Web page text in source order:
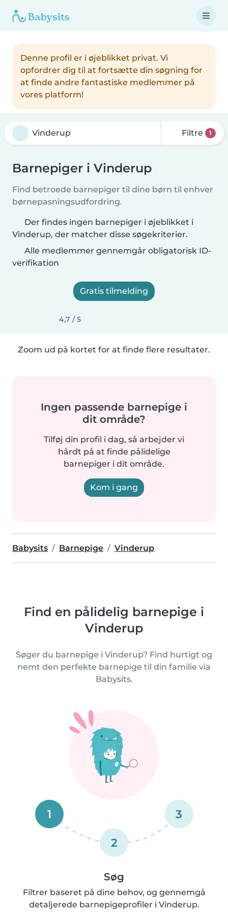
Denne profil er i øjeblikket privat. Vi
opfordrer dig til at fortsætte din søgning for
at finde andre fantastiske medlemmer på
vores platform!
Filtre 1
Barnepiger i Vinderup
Find betroede barnepiger til dine børn til enhver
børnepasningsudfordring.
Der findes ingen barnepiger i øjeblikket i
Vinderup, der matcher disse søgekriterier.
Alle medlemmer gennemgår obligatorisk ID-
verifikation
Gratis tilmelding
4,7 / 5
Zoom ud på kortet for at finde flere resultater.
Ingen passende barnepige i
dit område?
Tilføj din profil i dag, så arbejder vi
hårdt på at finde pålidelige
barnepiger i dit område.
Kom i gang
Babysits Barnepige Vinderup
Find en pålidelig barnepige i
Vinderup
Søger du barnepige i Vinderup? Find hurtigt og
nemt den perfekte barnepige til din familie via
Babysits.
1
2
3
Søg
Filtrer baseret på dine behov, og gennemgå
detaljerede barnepigeprofiler i Vinderup.